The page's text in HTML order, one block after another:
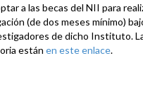
a las becas del NII para
(de dos meses mínimo)
de dicho Instituto.
están en este enlace.